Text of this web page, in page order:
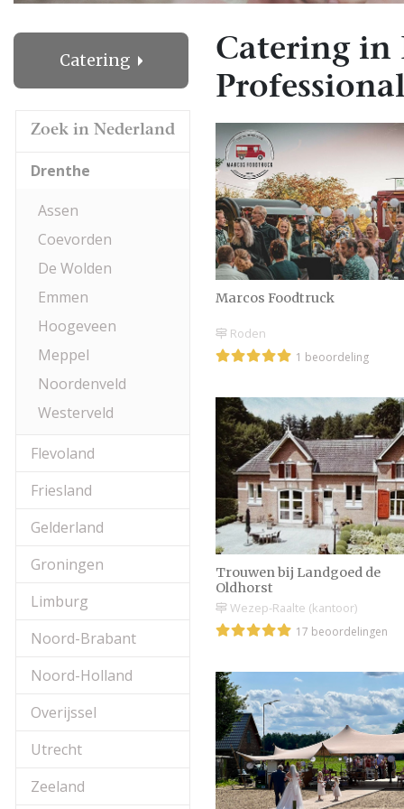
Catering
Zoek in Nederland
Drenthe
Assen
Coevorden
De Wolden
Emmen
Hoogeveen
Meppel
Noordenveld
Westerveld
Flevoland
Friesland
Gelderland
Groningen
Limburg
Noord-Brabant
Noord-Holland
Overijssel
Utrecht
Zeeland
Catering in
Marcos Foodtruck
Roden
1 beoordeling
Trouwen bij Landgoed de
Oldhorst
Wezep-Raalte (kantoor)
17 beoordelingen